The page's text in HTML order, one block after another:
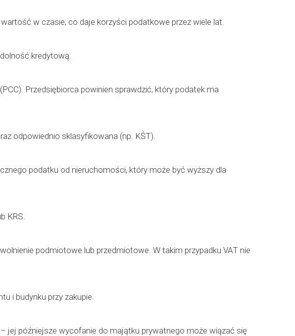
w czasie, co daje korzyści podatkowe przez wiele lat.
kredytową.
Przedsiębiorca powinien sprawdzić, który podatek ma
odpowiednio sklasyfikowana (np. KŚT).
podatku od nieruchomości, który może być wyższy dla
KRS.
podmiotowe lub przedmiotowe. W takim przypadku VAT nie
i budynku przy zakupie.
jej późniejsze wycofanie do majątku prywatnego może wiązać się